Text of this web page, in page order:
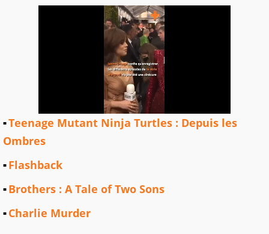
Teenage Mutant Ninja Turtles : Depuis les
Ombres
Flashback
Brothers : A Tale of Two Sons
Charlie Murder